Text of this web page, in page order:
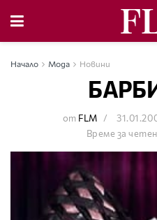
Начало Мода Новини
от FLM
Време за